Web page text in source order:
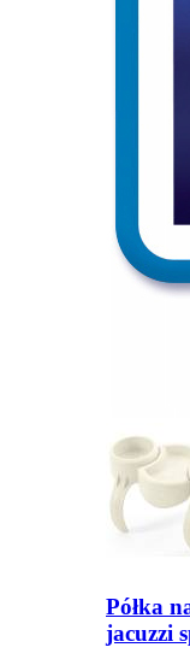
Półka
jacuzzi